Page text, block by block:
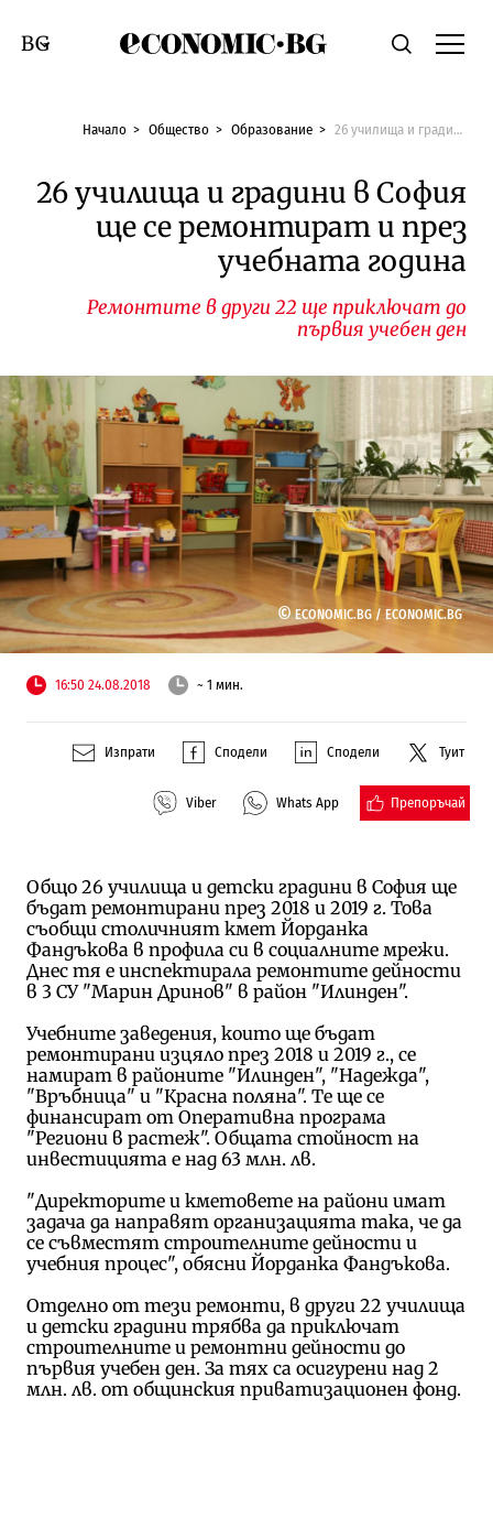
Economic.bgТърсене
Смяна на език
Начало Общество Образование 26 училища и градини в София ще се ремонтират и през учебната година
26 училища и градини в София
ще се ремонтират и през
учебната година
Ремонтите в други 22 ще приключат до
първия учебен ден
©ECONOMIC.BG / ECONOMIC.BG
16:50 24.08.2018 ~ 1 мин.
Изпрати Сподели Сподели Туит
Viber Whats App Препоръчай
Общо 26 училища и детски градини в София ще
бъдат ремонтирани през 2018 и 2019 г. Това
съобщи столичният кмет Йорданка
Фандъкова в профила си в социалните мрежи.
Днес тя е инспектирала ремонтите дейности
в 3 СУ "Марин Дринов" в район "Илинден".
Учебните заведения, които ще бъдат
ремонтирани изцяло през 2018 и 2019 г., се
намират в районите "Илинден", "Надежда",
"Връбница" и "Красна поляна". Те ще се
финансират от Оперативна програма
"Региони в растеж". Общата стойност на
инвестицията е над 63 млн. лв.
"Директорите и кметовете на райони имат
задача да направят организацията така, че да
се съвместят строителните дейности и
учебния процес", обясни Йорданка Фандъкова.
Отделно от тези ремонти, в други 22 училища
и детски градини трябва да приключат
строителните и ремонтни дейности до
първия учебен ден. За тях са осигурени над 2
млн. лв. от общинския приватизационен фонд.